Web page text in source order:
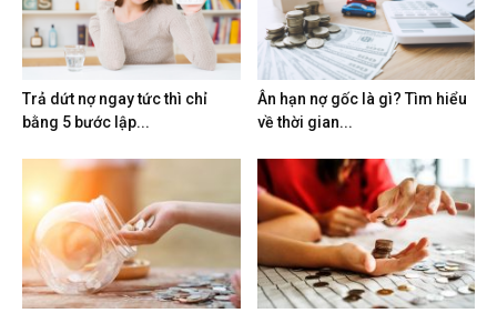
Trả dứt nợ ngay tức thì chỉ
bằng 5 bước lập...
Ân hạn nợ gốc là gì? Tìm hiểu
về thời gian...